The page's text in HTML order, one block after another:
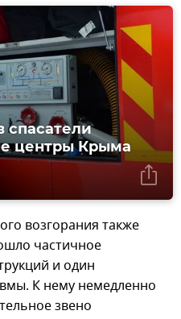
спасатели
центры Крыма
возгорания также
частичное
и один
К нему немедленно
звено